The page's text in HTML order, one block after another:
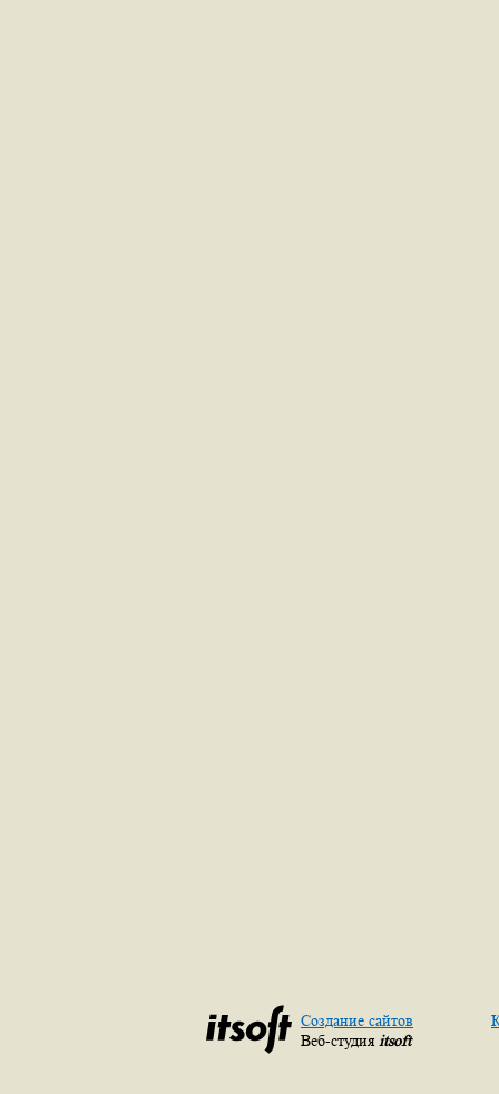
Создание сайтов
Веб-студия itsoft